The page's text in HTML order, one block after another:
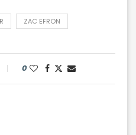
ZAC EFRON
0